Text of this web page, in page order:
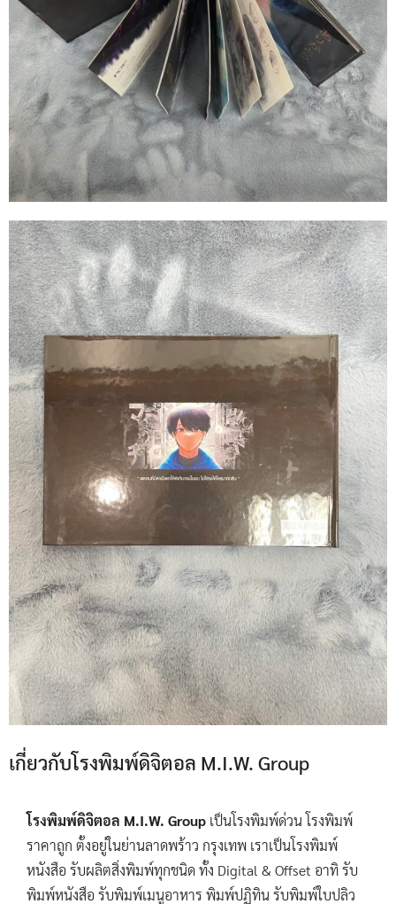
เกี่ยวกับโรงพิมพ์ดิจิตอล M.I.W. Group
โรงพิมพ์ดิจิตอล M.I.W. Group เป็นโรงพิมพ์ด่วน โรงพิมพ์
ราคาถูก ตั้งอยู่ในย่านลาดพร้าว กรุงเทพ เราเป็นโรงพิมพ์
หนังสือ รับผลิตสิ่งพิมพ์ทุกชนิด ทั้ง Digital & Offset อาทิ รับ
พิมพ์หนังสือ รับพิมพ์เมนูอาหาร พิมพ์ปฏิทิน รับพิมพ์ใบปลิว